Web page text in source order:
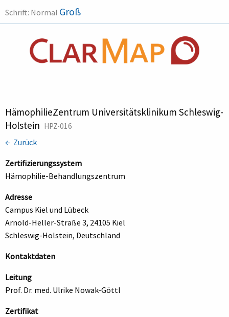
Schrift: Normal Groß
HämophilieZentrum Universitätsklinikum Schleswig-
Holstein HPZ-016
← Zurück
Zertifizierungssystem
Hämophilie-Behandlungszentrum
Adresse
Campus Kiel und Lübeck
Arnold-Heller-Straße 3, 24105 Kiel
Schleswig-Holstein, Deutschland
Kontaktdaten
Leitung
Prof. Dr. med. Ulrike Nowak-Göttl
Zertifikat